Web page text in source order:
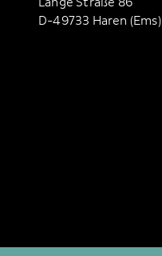
Lange Straße 86
D-49733 Haren (Ems)